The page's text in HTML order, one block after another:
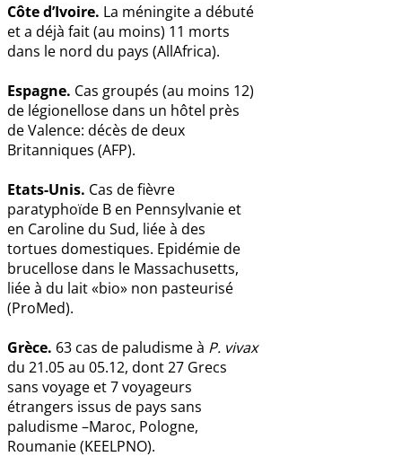
Côte d’Ivoire. La méningite a débuté
et a déjà fait (au moins) 11 morts
dans le nord du pays (AllAfrica).
Espagne. Cas groupés (au moins 12)
de légionellose dans un hôtel près
de Valence: décès de deux
Britanniques (AFP).
Etats-Unis. Cas de fièvre
paratyphoïde B en Pennsylvanie et
en Caroline du Sud, liée à des
tortues domestiques. Epidémie de
brucellose dans le Massachusetts,
liée à du lait «bio» non pasteurisé
(ProMed).
Grèce. 63 cas de paludisme à P. vivax
du 21.05 au 05.12, dont 27 Grecs
sans voyage et 7 voyageurs
étrangers issus de pays sans
paludisme –Maroc, Pologne,
Roumanie (KEELPNO).